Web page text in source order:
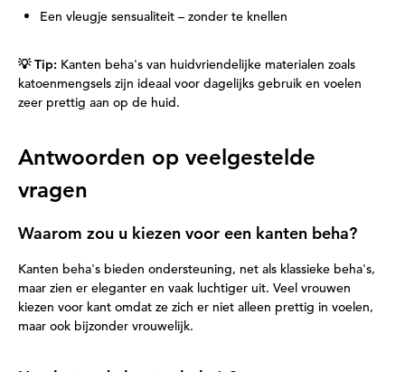
Een vleugje sensualiteit – zonder te knellen
💡 Tip: Kanten beha's van huidvriendelijke materialen zoals
katoenmengsels zijn ideaal voor dagelijks gebruik en voelen
zeer prettig aan op de huid.
Antwoorden op veelgestelde
vragen
Waarom zou u kiezen voor een kanten beha?
Kanten beha's bieden ondersteuning, net als klassieke beha's,
maar zien er eleganter en vaak luchtiger uit. Veel vrouwen
kiezen voor kant omdat ze zich er niet alleen prettig in voelen,
maar ook bijzonder vrouwelijk.